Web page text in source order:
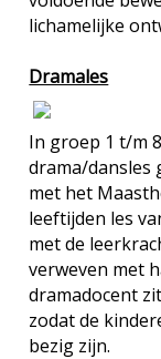
lichamelijke
Dramales
In groep 1 t/m
drama/dansles
met het
leeftijden les
met de
verweven met
dramadocent
zodat de
bezig zijn.